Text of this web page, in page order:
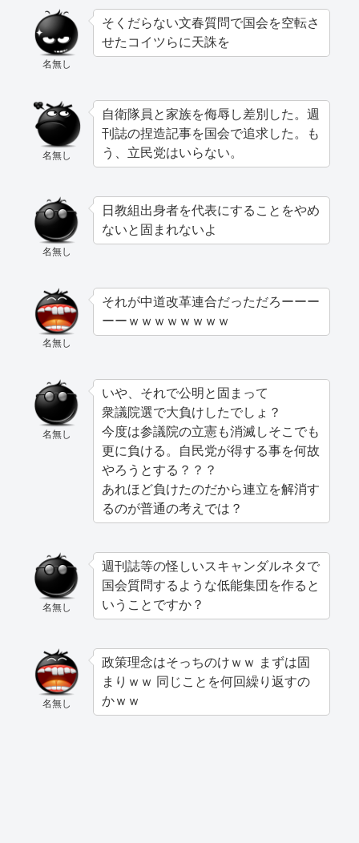
名無し
そくだらない文春質問で国会を空転さ
せたコイツらに天誅を
名無し
自衛隊員と家族を侮辱し差別した。週
刊誌の捏造記事を国会で追求した。も
う、立民党はいらない。
名無し
日教組出身者を代表にすることをやめ
ないと固まれないよ
名無し
それが中道改革連合だっただろーーー
ーーｗｗｗｗｗｗｗｗ
名無し
いや、それで公明と固まって
衆議院選で大負けしたでしょ？
今度は参議院の立憲も消滅しそこでも
更に負ける。自民党が得する事を何故
やろうとする？？？
あれほど負けたのだから連立を解消す
るのが普通の考えでは？
名無し
週刊誌等の怪しいスキャンダルネタで
国会質問するような低能集団を作ると
いうことですか？
名無し
政策理念はそっちのけｗｗ まずは固
まりｗｗ 同じことを何回繰り返すの
かｗｗ